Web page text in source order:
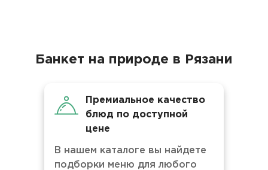
Банкет на природе в Рязани
Премиальное качество
блюд по доступной
цене
В нашем каталоге вы найдете
подборки меню для любого